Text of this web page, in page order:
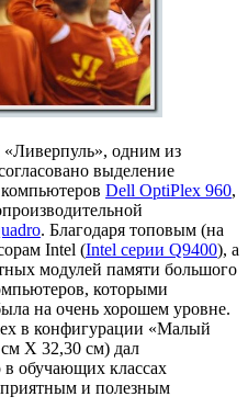
одним из
выделение
Dell OptiPlex 960,
. Благодаря топовым (на
Intel (Intel серии Q9400), а
модулей памяти большого
которыми
на очень хорошем уровне.
в конфигурации «Малый
X 32,30 см) дал
в обучающих классах
приятным и полезным